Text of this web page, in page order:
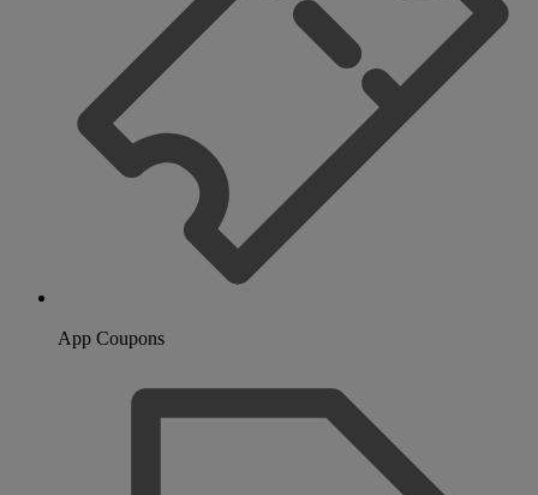
App Coupons